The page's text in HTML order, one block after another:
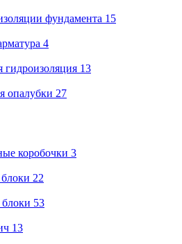
фундамента 15
4
13
опалубки 27
коробочки 3
22
53
13